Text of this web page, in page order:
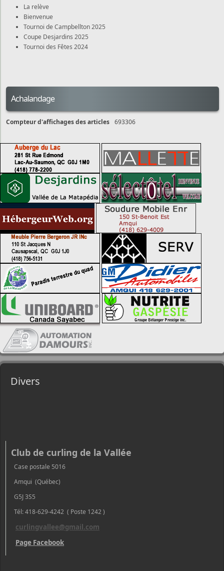
La relève
Bienvenue
Tournoi de Campbellton 2025
Coupe Desjardins 2025
Tournoi des Fêtes 2024
Achalandage
Compteur d'affichages des articles 693306
Divers
Club de curling de la Vallée
Case postale 5016
Amqui (Québec)
G5J 3S5
Tél: 418-629-4242 ( Poste 1242 )
curlingvallee@gmail.com
Page Facebook